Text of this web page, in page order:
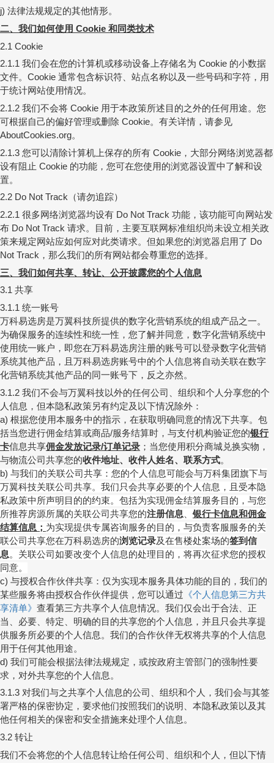
j) 法律法规规定的其他情形。
二、我们如何使用 Cookie 和同类技术
2.1 Cookie
2.1.1 我们会在您的计算机或移动设备上存储名为 Cookie 的小数据
文件。 Cookie 通常包含标识符、站点名称以及一些号码和字符，用
于统计网站使用情况。
2.1.2 我们不会将 Cookie 用于本政策所述目的之外的任何用途。您
可根据自己的偏好管理或删除 Cookie。有关详情，请参见
AboutCookies.org。
2.1.3 您可以清除计算机上保存的所有 Cookie ，大部分网络浏览器都
设有阻止 Cookie 的功能，您可在您使用的浏览器设置中了解和设
置。
2.2 Do Not Track （请勿追踪）
2.2.1 很多网络浏览器均设有 Do Not Track 功能，该功能可向网站发
布 Do Not Track 请求。目前，主要互联网标准组织尚未设立相关政
策来规定网站应如何应对此类请求。但如果您的浏览器启用了 Do
Not Track ，那么我们的所有网站都会尊重您的选择。
三、我们如何共享、转让、公开披露您的个人信息
3.1 共享
3.1.1 统一账号
万科易选房是万翼科技所提供的数字化营销系统的组成产品之一。
为确保服务的连续性和统一性，您了解并同意，数字化营销系统中
使用统一账户，即您在万科易选房注册的账号可以登录数字化营销
系统其他产品，且万科易选房账号中的个人信息将自动关联在数字
化营销系统其他产品的同一账号下，反之亦然。
3.1.2 我们不会与万翼科技以外的任何公司、组织和个人分享您的个
人信息，但本隐私政策另有约定及以下情况除外：
a) 根据您使用本服务中的指示，在获取明确同意的情况下共享。包
括当您进行佣金结算或商品/服务结算时，与支付机构验证您的银行
卡信息共享佣金发放记录/订单记录 ；当您使用积分商城兑换实物，
与物流公司共享您的收件地址、 收件人姓名、联系方式。
b) 与我们的关联公司共享：您的个人信息可能会与万科集团旗下与
万翼科技关联公司共享。我们只会共享必要的个人信息，且受本隐
私政策中所声明目的的约束。包括为实现佣金结算服务目的，与您
所推荐房源所属的关联公司共享您的注册信息、 银行卡信息和佣金
结算信息； 为实现提供专属咨询服务的目的，与负责客服服务的关
联公司共享您在万科易选房的浏览记录及在售楼处案场的签到信
息。关联公司如要改变个人信息的处理目的，将再次征求您的授权
同意。
c) 与授权合作伙伴共享：仅为实现本服务具体功能的目的，我们的
某些服务将由授权合作伙伴提供，您可以通过 《个人信息第三方共
享清单》 查看第三方共享个人信息情况。我们仅会出于合法、正
当、必要、特定、明确的目的共享您的个人信息，并且只会共享提
供服务所必要的个人信息。我们的合作伙伴无权将共享的个人信息
用于任何其他用途。
d) 我们可能会根据法律法规规定，或按政府主管部门的强制性要
求，对外共享您的个人信息。
3.1.3 对我们与之共享个人信息的公司、组织和个人，我们会与其签
署严格的保密协定，要求他们按照我们的说明、本隐私政策以及其
他任何相关的保密和安全措施来处理个人信息。
3.2 转让
我们不会将您的个人信息转让给任何公司、组织和个人，但以下情